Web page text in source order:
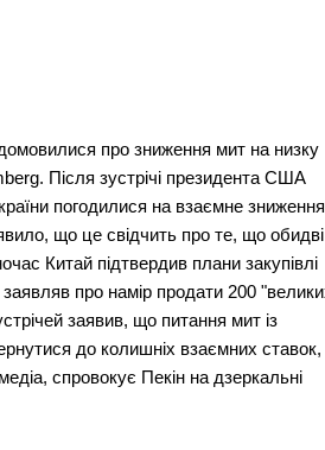
про зниження мит на низку
Після зустрічі президента США
погодилися на взаємне зниження
що це свідчить про те, що обидві
Китай підтвердив плани закупівлі
про намір продати 200
заявив, що питання мит із
до колишніх взаємних ставок,
спровокує Пекін на дзеркальні